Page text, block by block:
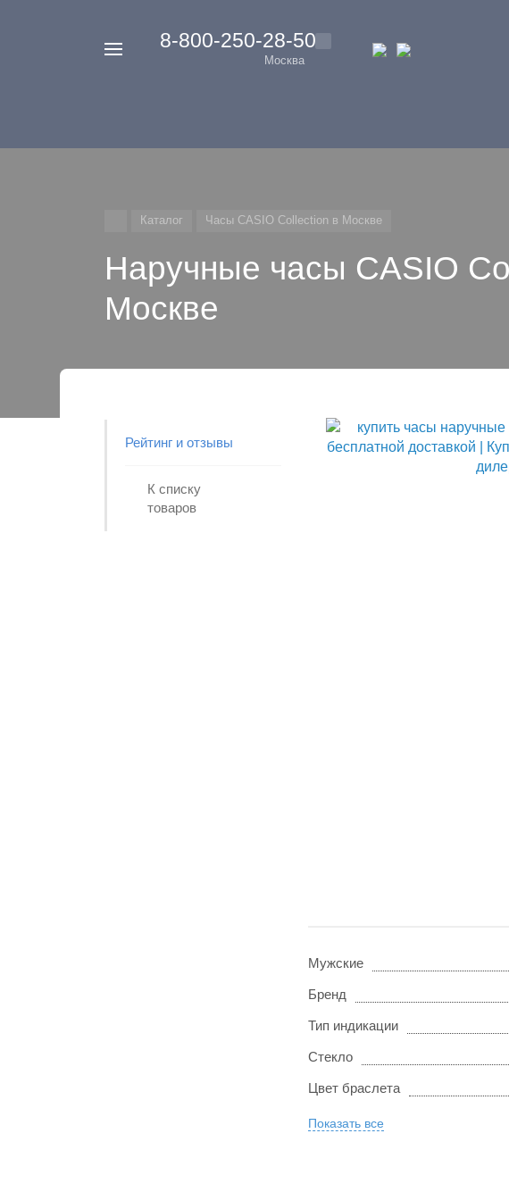
‭8-800-250-28-50
Москва
Каталог Часы CASIO Collection в Москве
Наручные часы CASIO
Москве
Рейтинг и отзывы
К списку
товаров
Мужские
Бренд
Тип индикации
Стекло
Цвет браслета
Показать все